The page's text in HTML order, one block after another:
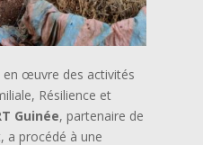
en œuvre des activités
Résilience et
Guinée, partenaire de
procédé à une